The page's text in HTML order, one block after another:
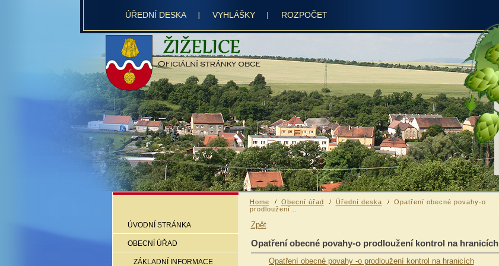
ÚŘEDNÍ DESKA VYHLÁŠKY ROZPOČET
ÚVODNÍ STRÁNKA
OBECNÍ ÚŘAD
ZÁKLADNÍ INFORMACE
Home Obecní úřad Úřední deska
Opatření obecné povahy-o
prodloužení...
Zpět
Opatření obecné povahy-o prodloužení kontrol na hranicích
Opatření obecné povahy -o prodloužení kontrol na hranicích